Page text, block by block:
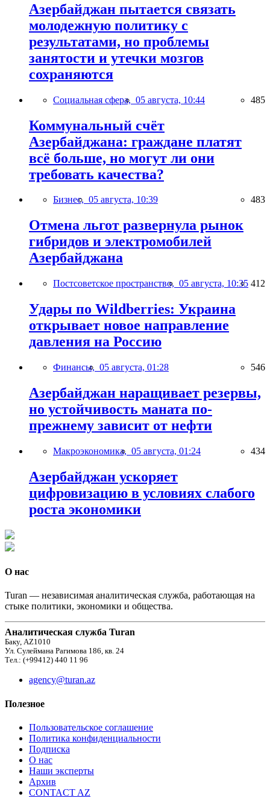
Азербайджан пытается связать
молодежную политику с
результатами, но проблемы
занятости и утечки мозгов
сохраняются
Социальная сфера, 05 августа, 10:44 485
Коммунальный счёт
Азербайджана: граждане платят
всё больше, но могут ли они
требовать качества?
Бизнес, 05 августа, 10:39 483
Отмена льгот развернула рынок
гибридов и электромобилей
Азербайджана
Постсоветское пространство, 05 августа, 10:35 412
Удары по Wildberries: Украина
открывает новое направление
давления на Россию
Финансы, 05 августа, 01:28 546
Азербайджан наращивает резервы,
но устойчивость маната по-
прежнему зависит от нефти
Макроэкономика, 05 августа, 01:24 434
Азербайджан ускоряет
цифровизацию в условиях слабого
роста экономики
О нас
Turan — независимая аналитическая служба, работающая на
стыке политики, экономики и общества.
Аналитическая служба Turan
Баку, AZ1010
Ул. Сулеймана Рагимова 186, кв. 24
Тел.: (+99412) 440 11 96
agency@turan.az
Полезное
Пользовательское соглашение
Политика конфиденциальности
Подписка
О нас
Наши эксперты
Архив
CONTACT AZ